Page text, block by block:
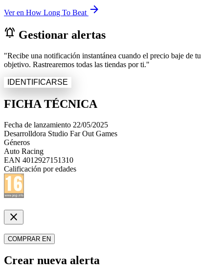
Ver en How Long To Beat arrow_forward
notifications_active Gestionar alertas
"Recibe una notificación instantánea cuando el precio baje de tu
objetivo. Rastrearemos todas las tiendas por ti."
IDENTIFICARSE
FICHA TÉCNICA
Fecha de lanzamiento 22/05/2025
Desarrolldora Studio Far Out Games
Géneros
Auto Racing
EAN 4012927151310
Calificación por edades
close
COMPRAR EN
Crear nueva alerta